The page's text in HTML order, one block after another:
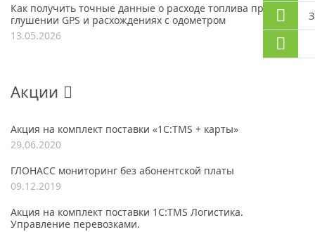
Как получить точные данные о расходе топлива при
глушении GPS и расхождениях с одометром
13.05.2026
Акции
Акция на комплект поставки «1С:TMS + карты»
29.06.2020
ГЛОНАСС мониторинг без абонентской платы
09.12.2019
Акция на комплект поставки 1С:TMS Логистика.
Управление перевозками.